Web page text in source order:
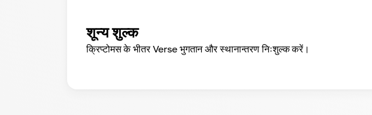
शून्य शुल्क
क्रिप्टोमस के भीतर Verse भुगतान और स्थानान्तरण निःशुल्क करें।